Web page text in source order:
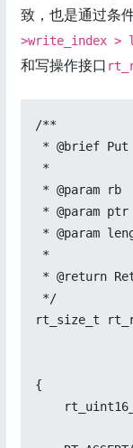
致，也是通过条
>write_index >
和写操作接口
/**
* @brief
*
* @param
* @param
* @param
*
* @return
*/
rt_size_t
const
{